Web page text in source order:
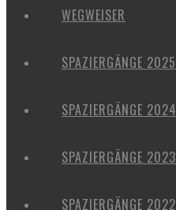
WEGWEISER
SPAZIERGÄNGE 2025
SPAZIERGÄNGE 2024
SPAZIERGÄNGE 2023
SPAZIERGÄNGE 2022